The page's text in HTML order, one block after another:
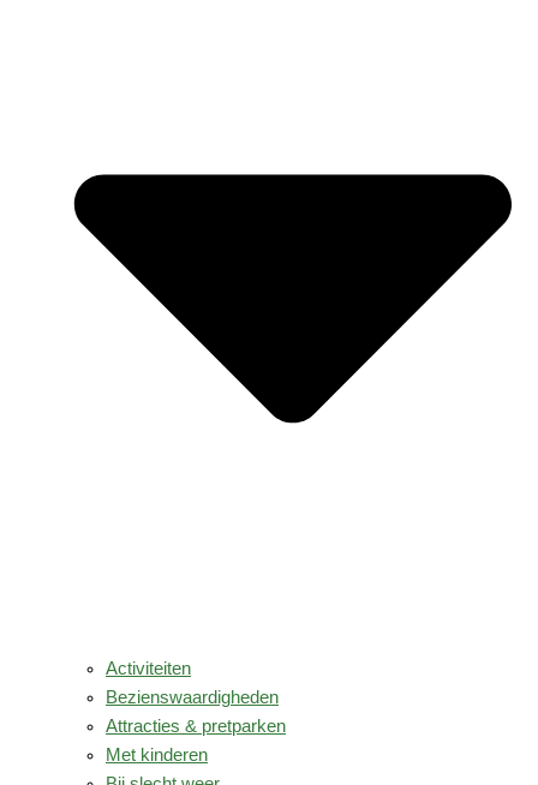
Activiteiten
Bezienswaardigheden
Attracties & pretparken
Met kinderen